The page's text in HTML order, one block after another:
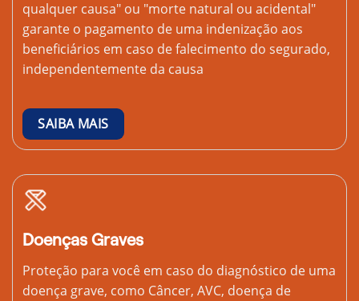
qualquer causa" ou "morte natural ou acidental"
garante o pagamento de uma indenização aos
beneficiários em caso de falecimento do segurado,
independentemente da causa
SAIBA MAIS
Doenças Graves
Proteção para você em caso do diagnóstico de uma
doença grave, como Câncer, AVC, doença de